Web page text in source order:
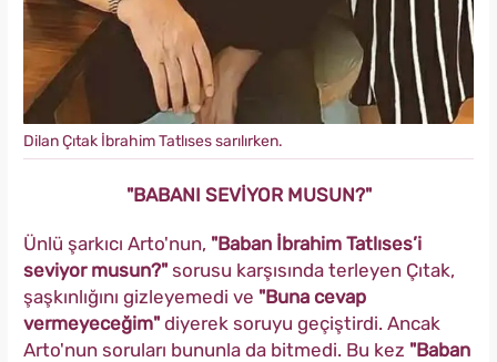
Dilan Çıtak İbrahim Tatlıses sarılırken.
"BABANI SEVİYOR MUSUN?"
Ünlü şarkıcı Arto'nun, "Baban İbrahim Tatlıses’i
seviyor musun?" sorusu karşısında terleyen Çıtak,
şaşkınlığını gizleyemedi ve "Buna cevap
vermeyeceğim" diyerek soruyu geçiştirdi. Ancak
Arto'nun soruları bununla da bitmedi. Bu kez "Baban